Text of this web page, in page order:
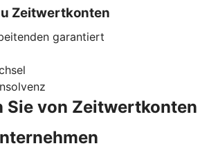
Zeitwertkonten
garantiert
Sie von Zeitwertkonten